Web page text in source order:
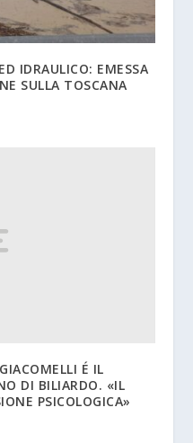
IDRAULICO: EMESSA
SULLA TOSCANA
É IL
DI BILIARDO. «IL
PSICOLOGICA»